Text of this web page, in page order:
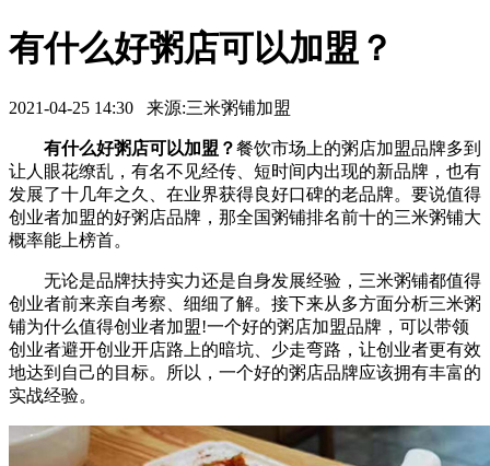
有什么好粥店可以加盟？
2021-04-25 14:30 来源:三米粥铺加盟
有什么好粥店可以加盟？餐饮市场上的粥店加盟品牌多到
让人眼花缭乱，有名不见经传、短时间内出现的新品牌，也有
发展了十几年之久、在业界获得良好口碑的老品牌。要说值得
创业者加盟的好粥店品牌，那全国粥铺排名前十的三米粥铺大
概率能上榜首。
无论是品牌扶持实力还是自身发展经验，三米粥铺都值得
创业者前来亲自考察、细细了解。接下来从多方面分析三米粥
铺为什么值得创业者加盟!一个好的粥店加盟品牌，可以带领
创业者避开创业开店路上的暗坑、少走弯路，让创业者更有效
地达到自己的目标。所以，一个好的粥店品牌应该拥有丰富的
实战经验。